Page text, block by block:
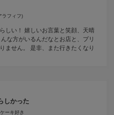
ラフィフ)
しい！ 嬉しいお言葉と笑顔、天晴
な方がいるんだなとお店と、プリ
ません。 是非、また行きたくなり
しかった
ーキ好き